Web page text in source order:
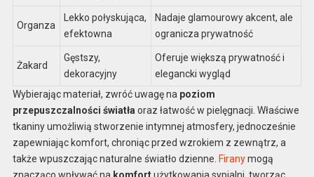
Organza
Lekko połyskująca,
efektowna
Nadaje glamourowy akcent, ale
ogranicza prywatność
Żakard
Gęstszy,
dekoracyjny
Oferuje większą prywatność i
elegancki wygląd
Wybierając materiał, zwróć uwagę na poziom
przepuszczalności światła oraz łatwość w pielęgnacji. Właściwe
tkaniny umożliwią stworzenie intymnej atmosfery, jednocześnie
zapewniając komfort, chroniąc przed wzrokiem z zewnątrz, a
także wpuszczając naturalne światło dzienne. Firanymogą
znacząco wpływać na komfortużytkowania sypialni, tworząc